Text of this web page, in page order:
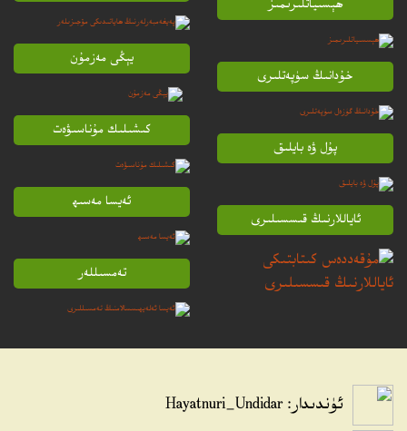
ھېسىياتلىرىمىز
خۇدانىڭ سۈپەتلىرى
پۇل ۋە بايلىق
ئاياللارنىڭ قىسسىلىرى
يېڭى مەزمۇن
كىشىلىك مۇناسىۋەت
ئەيسا مەسىھ
تەمسىللەر
ئۈندىدار: Hayatnuri_Undidar